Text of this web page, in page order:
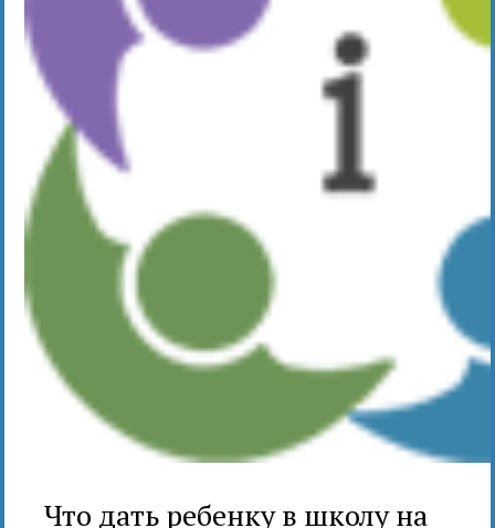
Что дать ребенку в школу на